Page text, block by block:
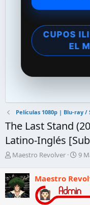
CUPOS
EL
Películas 1080p | Blu-ray /
The Last Stand
Latino-Inglés
A
t
o
r
d
Maestro Revolver
F
h
a
d
9
Maestro